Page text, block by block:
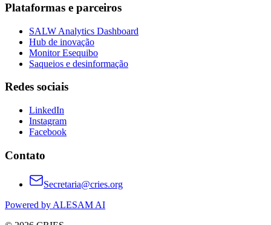
Plataformas e parceiros
SALW Analytics Dashboard
Hub de inovação
Monitor Esequibo
Saqueios e desinformação
Redes sociais
LinkedIn
Instagram
Facebook
Contato
Secretaria@cries.org
Powered by ALESAM AI